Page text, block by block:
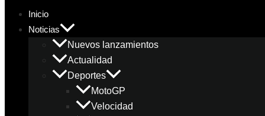
Inicio
Noticias
Nuevos lanzamientos
Actualidad
Deportes
MotoGP
Velocidad